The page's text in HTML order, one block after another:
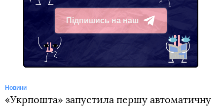
Підпишись на наш
Telegram
Новини
«Укрпошта» запустила першу автоматичну